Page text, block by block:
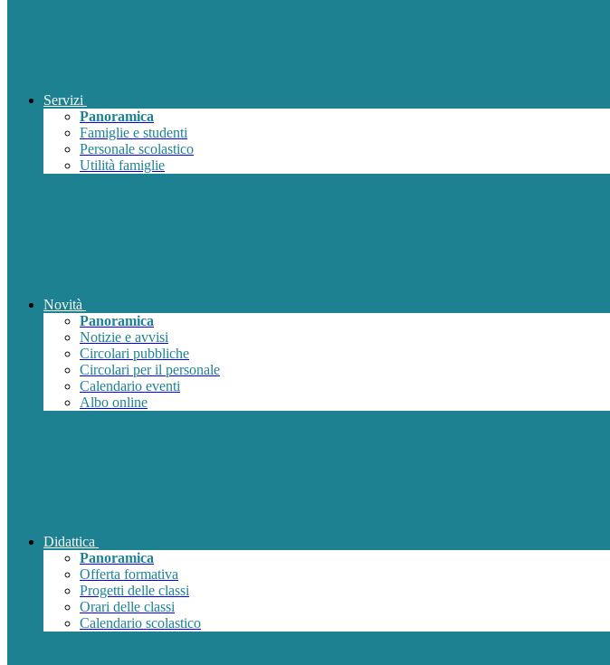
Servizi
Panoramica
Famiglie e studenti
Personale scolastico
Utilità famiglie
Novità
Panoramica
Notizie e avvisi
Circolari pubbliche
Circolari per il personale
Calendario eventi
Albo online
Didattica
Panoramica
Offerta formativa
Progetti delle classi
Orari delle classi
Calendario scolastico